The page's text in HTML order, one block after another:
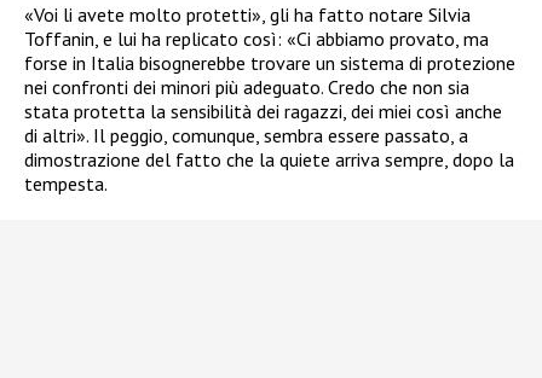
«Voi li avete molto protetti», gli ha fatto notare Silvia
Toffanin, e lui ha replicato così: «Ci abbiamo provato, ma
forse in Italia bisognerebbe trovare un sistema di protezione
nei confronti dei minori più adeguato. Credo che non sia
stata protetta la sensibilità dei ragazzi, dei miei così anche
di altri». Il peggio, comunque, sembra essere passato, a
dimostrazione del fatto che la quiete arriva sempre, dopo la
tempesta.